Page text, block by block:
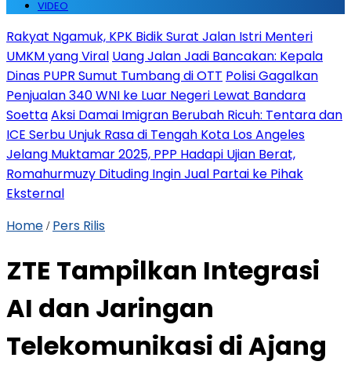
VIDEO
Rakyat Ngamuk, KPK Bidik Surat Jalan Istri Menteri
UMKM yang Viral Uang Jalan Jadi Bancakan: Kepala
Dinas PUPR Sumut Tumbang di OTT Polisi Gagalkan
Penjualan 340 WNI ke Luar Negeri Lewat Bandara
SoettaAksi Damai Imigran Berubah Ricuh: Tentara dan
ICE Serbu Unjuk Rasa di Tengah Kota Los Angeles
Jelang Muktamar 2025, PPP Hadapi Ujian Berat,
Romahurmuzy Dituding Ingin Jual Partai ke Pihak
Eksternal
Home / Pers Rilis
ZTE Tampilkan Integrasi
AI dan Jaringan
Telekomunikasi di Ajang